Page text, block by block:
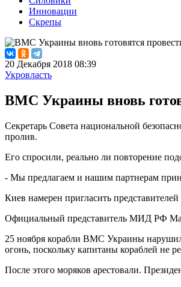
Инновации
Скрепы
20 Декабря 2018 08:39
Укровласть
ВМС Украины вновь
Секретарь Совета национальной
пролив.
Его спросили, реально ли повторение
- Мы предлагаем и нашим партнерам
Киев намерен пригласить
Официальный представитель МИД РФ
25 ноября корабли ВМС Украины
огонь, поскольку капитаны кораблей не
После этого моряков арестовали.